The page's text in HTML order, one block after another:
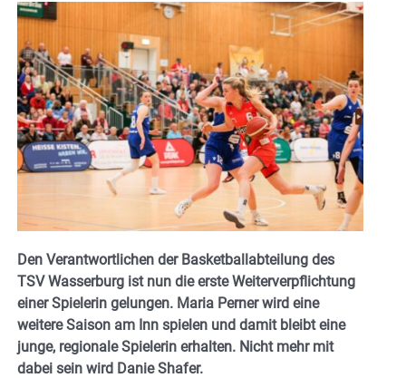
Den Verantwortlichen der Basketballabteilung des
TSV Wasserburg ist nun die erste Weiterverpflichtung
einer Spielerin gelungen. Maria Perner wird eine
weitere Saison am Inn spielen und damit bleibt eine
junge, regionale Spielerin erhalten. Nicht mehr mit
dabei sein wird Danie Shafer.